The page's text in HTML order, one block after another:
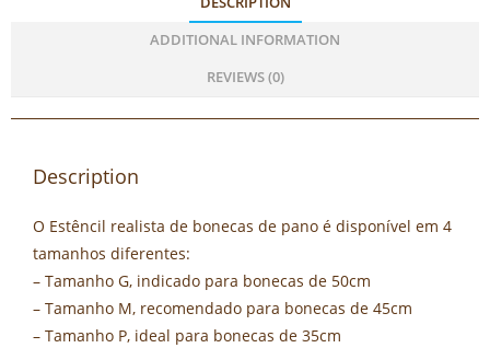
ADDITIONAL INFORMATION
REVIEWS (0)
Description
O Estêncil realista de bonecas de pano é disponível em 4
tamanhos diferentes:
– Tamanho G, indicado para bonecas de 50cm
– Tamanho M, recomendado para bonecas de 45cm
– Tamanho P, ideal para bonecas de 35cm